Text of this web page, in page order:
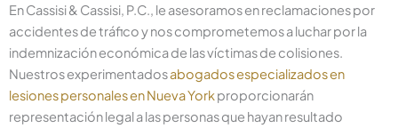
En Cassisi & Cassisi, P.C., le asesoramos en reclamaciones por
accidentes de tráfico y nos comprometemos a luchar por la
indemnización económica de las víctimas de colisiones.
Nuestros experimentadosabogados especializados en
lesiones personales en Nueva Yorkproporcionarán
representación legal a las personas que hayan resultado